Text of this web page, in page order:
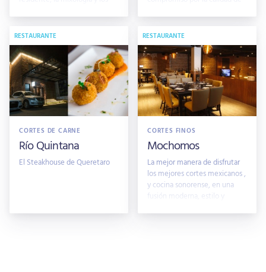
RESTAURANTE
CORTES DE CARNE
Río Quintana
El Steakhouse de Queretaro
RESTAURANTE
CORTES FINOS
Mochomos
La mejor manera de disfrutar
los mejores cortes mexicanos ,
y cocina sonorense, en una
fusión moderna, estilo y